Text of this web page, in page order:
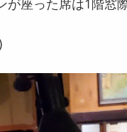
が座った席は1階